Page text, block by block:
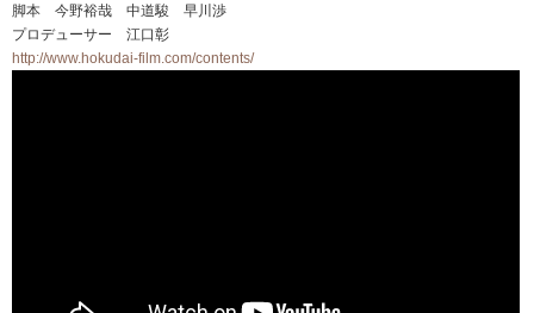
脚本 今野裕哉 中道駿 早川渉
プロデューサー 江口彰
http://www.hokudai-film.com/contents/